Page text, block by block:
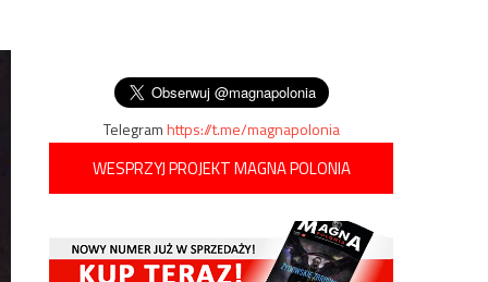
Telegramhttps://t.me/magnapolonia
WESPRZYJ PROJEKT MAGNA POLONIA